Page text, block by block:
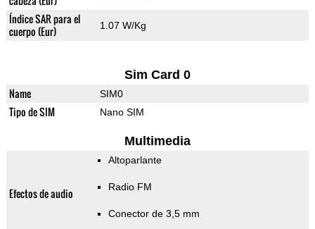
Índice SAR para el
cuerpo (Eur)
1.07 W/Kg
Sim Card 0
Name SIM0
Tipo de SIM Nano SIM
Multimedia
Efectos de audio
Altoparlante
Radio FM
Conector de 3,5 mm